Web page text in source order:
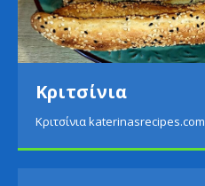
Κριτσίνια
Κριτσίνια katerinasrecipes.com